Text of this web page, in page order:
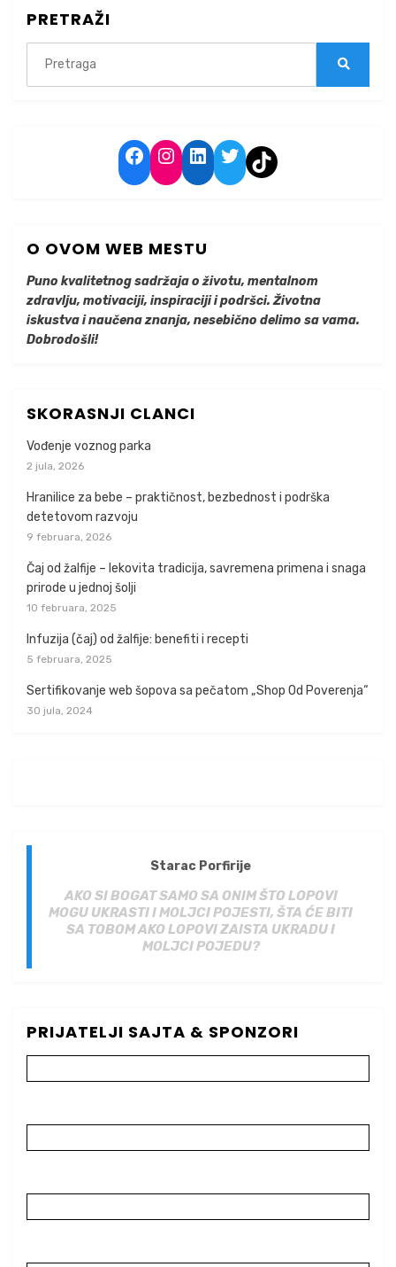
PRETRAŽI
for:
Facebook
Instagram
LinkedIn
TwitterTikTok
O OVOM WEB MESTU
Puno kvalitetnog sadržaja o životu, mentalnom
zdravlju, motivaciji, inspiraciji i podršci. Životna
iskustva i naučena znanja, nesebično delimo sa vama.
Dobrodošli!
SKORASNJI CLANCI
Vođenje voznog parka
2 jula, 2026
Hranilice za bebe – praktičnost, bezbednost i podrška
detetovom razvoju
9 februara, 2026
Čaj od žalfije – lekovita tradicija, savremena primena i snaga
prirode u jednoj šolji
10 februara, 2025
Infuzija (čaj) od žalfije: benefiti i recepti
5 februara, 2025
Sertifikovanje web šopova sa pečatom „Shop Od Poverenja“
30 jula, 2024
Starac Porfirije
AKO SI BOGAT SAMO SA ONIM ŠTO LOPOVI
MOGU UKRASTI I MOLJCI POJESTI, ŠTA ĆE BITI
SA TOBOM AKO LOPOVI ZAISTA UKRADU I
MOLJCI POJEDU?
PRIJATELJI SAJTA & SPONZORI